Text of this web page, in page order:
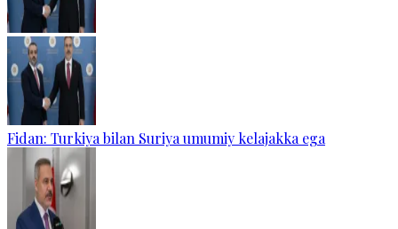
Fidan: Turkiya bilan Suriya umumiy kelajakka ega